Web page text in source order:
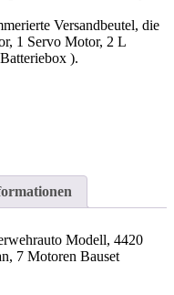
Versandbeutel, die
1 Servo Motor, 2 L
).
Modell, 4420
7 Motoren Bauset